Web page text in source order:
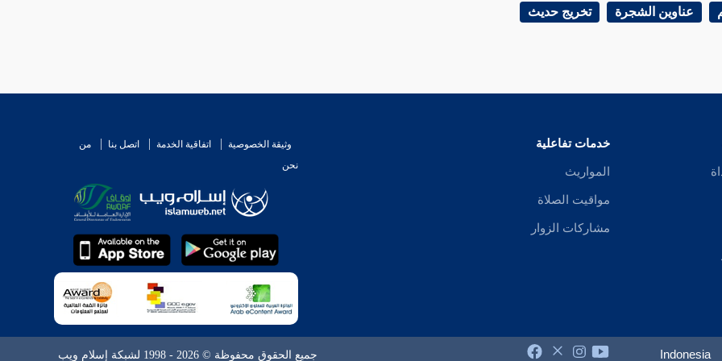
عناوين الشجرة تخريج حديث
خدمات تفاعلية
المواريث
مواقيت الصلاة
مشاركات الزوار
وثيقة الخصوصية اتفاقية الخدمة اتصل بنا
من
نحن
Indonesia جميع الحقوق محفوظة © 2026 - 1998 لشبكة إسلام ويب